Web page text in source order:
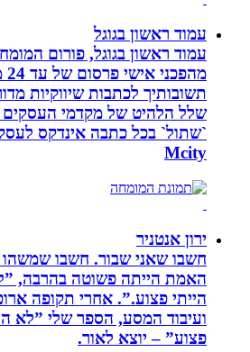
עמוד ראשון בגוגל
עמוד ראשון בגוגל, פורום המומחים,
מהפכני אישי
תשובותיך לכתבות שיווקיות מדור
שלל הלהיט של מקדמי העסקים
`שתול` בכל כתבה אינדקס לעסקים
Mcity
ירון אנטניר
חשבו שאני שבור. חשבו שמשהו בי
האמת הייתה פשוטה בהרבה, ”לא
הייתי פצוע.”. אחרי תקופה ארוכה
ועיבוד המסע, הספר שלי ”לא הייתי
פצוע” – יוצא לאור.